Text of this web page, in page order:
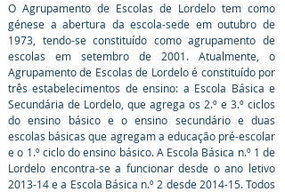
O Agrupamento de Escolas de Lordelo tem como
génese a abertura da escola-sede em outubro de
1973, tendo-se constituído como agrupamento de
escolas em setembro de 2001. Atualmente, o
Agrupamento de Escolas de Lordelo é constituído por
três estabelecimentos de ensino: a Escola Básica e
Secundária de Lordelo, que agrega os 2.º e 3.º ciclos
do ensino básico e o ensino secundário e duas
escolas básicas que agregam a educação pré-escolar
e o 1.º ciclo do ensino básico. A Escola Básica n.º 1 de
Lordelo encontra-se a funcionar desde o ano letivo
2013-14 e a Escola Básica n.º 2 desde 2014-15. Todos